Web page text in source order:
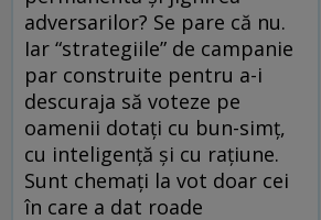
adversarilor? Se pare că nu.
Iar “strategiile” de campanie
par construite pentru a-i
descuraja să voteze pe
oamenii dotaţi cu bun-simţ,
cu inteligenţă şi cu raţiune.
Sunt chemaţi la vot doar cei
în care a dat roade